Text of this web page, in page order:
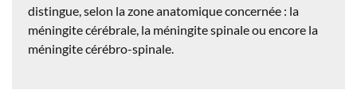
distingue, selon la zone anatomique concernée : la
méningite cérébrale, la méningite spinale ou encore la
méningite cérébro-spinale.